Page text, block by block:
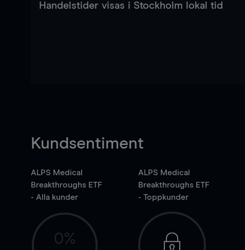
Handelstider visas i Stockholm lokal tid
Kundsentiment
ALPS Medical
Breakthroughs ETF
- Alla kunder
0%
ALPS Medical
Breakthroughs ETF
- Toppkunder